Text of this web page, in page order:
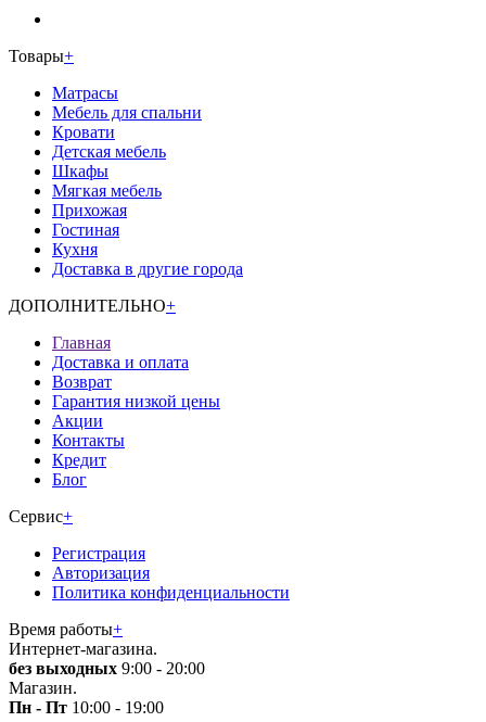
Товары+
Матрасы
Мебель для спальни
Кровати
Детская мебель
Шкафы
Мягкая мебель
Прихожая
Гостиная
Кухня
Доставка в другие города
ДОПОЛНИТЕЛЬНО+
Главная
Доставка и оплата
Возврат
Гарантия низкой цены
Акции
Контакты
Кредит
Блог
Сервис+
Регистрация
Авторизация
Политика конфиденциальности
Время работы+
Интернет-магазина.
без выходных 9:00 - 20:00
Магазин.
Пн - Пт 10:00 - 19:00